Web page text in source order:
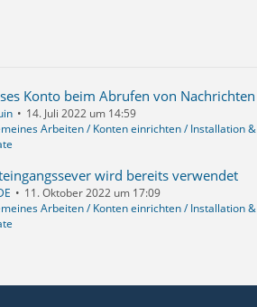
14. Juli 2022 um 14:59
Arbeiten / Konten einrichten / Installation &
wird bereits verwendet
11. Oktober 2022 um 17:09
Arbeiten / Konten einrichten / Installation &